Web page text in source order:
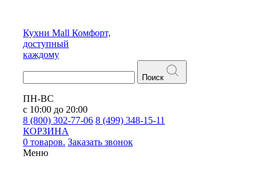
Кухни Mall Комфорт,
доступный
каждому
Поиск
ПН-ВС
с 10:00 до 20:00
8 (800) 302-77-06 8 (499) 348-15-11
КОРЗИНА
0 товаров. Заказать звонок
Меню